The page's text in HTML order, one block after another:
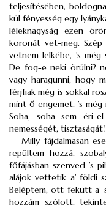
teljesítésében,
kül fényesség egy
léleknagyság ezen
koronát vet-meg.
vetnem lelkébe, ’s még
De fog-e neki örűlni?
vagy haragunni, hogy
férjfiak még is sokkal
mint ő engemet, ’s
Soha, soha sem éri-
nemességét, tisztaságát!
Milly fájdalmasan
repűltem hozzá,
főfájásban szenved ’s
alájok vettetik a’ földi
Beléptem, ott fekütt a’
hozzám szólott,